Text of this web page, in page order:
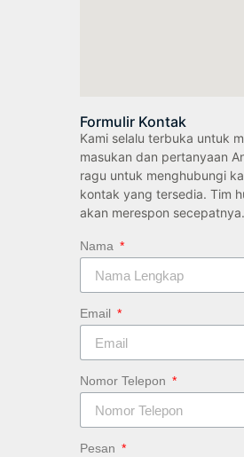
Formulir Kontak
Kami selalu terbuka untuk
masukan dan pertanyaan
ragu untuk menghubungi
kontak yang tersedia. Tim
akan merespon secepatnya.
Nama
Email
Nomor Telepon
Pesan